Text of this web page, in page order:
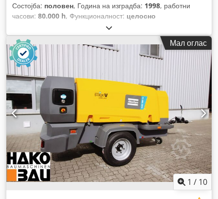
Состојба: половен, Година на изградба: 1998, работни
часови: 80.000 h, Функционалност: целосно
, вкупна тежина:
3.700 мм, вкупна ширина:2.120 мм, вкупна висина:2.400
мм, произведувач на мотори:Siemens , моќ:315 kW
(428,28 коњски сили)
, волуменски проток:46 m³/ч
работен притисок:
, тип на
ладење:вода, Опрема:Достапна табличка со податоци,
документација / прирачник
Мал оглас
1 / 10